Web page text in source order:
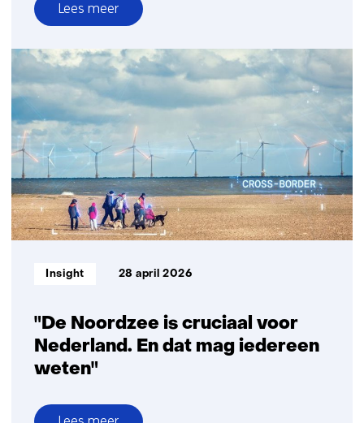
Lees meer
over
Versterking
Nederlands-
Braziliaanse
samenwerking
in
energietransitie
"De Noordzee is cruciaal voor
Nederland. En dat mag iedereen
weten"
Informatietype:
Insight 28 april 2026